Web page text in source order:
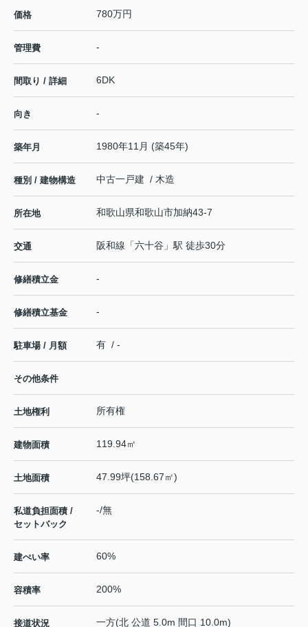
価格 780万円
管理費 -
間取り / 詳細 6DK
向き -
築年月 1980年11月 (築45年)
種別 / 建物構造 中古一戸建 / 木造
所在地 和歌山県和歌山市加納43-7
交通 阪和線 「六十谷 」駅 徒歩30分
修繕積立金 -
修繕積立基金 -
駐車場 / 月額 有 / -
その他条件
土地権利 所有権
建物面積 119.94㎡
土地面積 47.99坪(158.67㎡)
私道負担面積 /
セットバック
-/無
建ぺい率 60%
容積率 200%
接道状況 一方(北 公道 5.0m 間口 10.0m)